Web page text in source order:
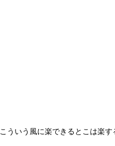
こういう風に楽できるとこは楽す